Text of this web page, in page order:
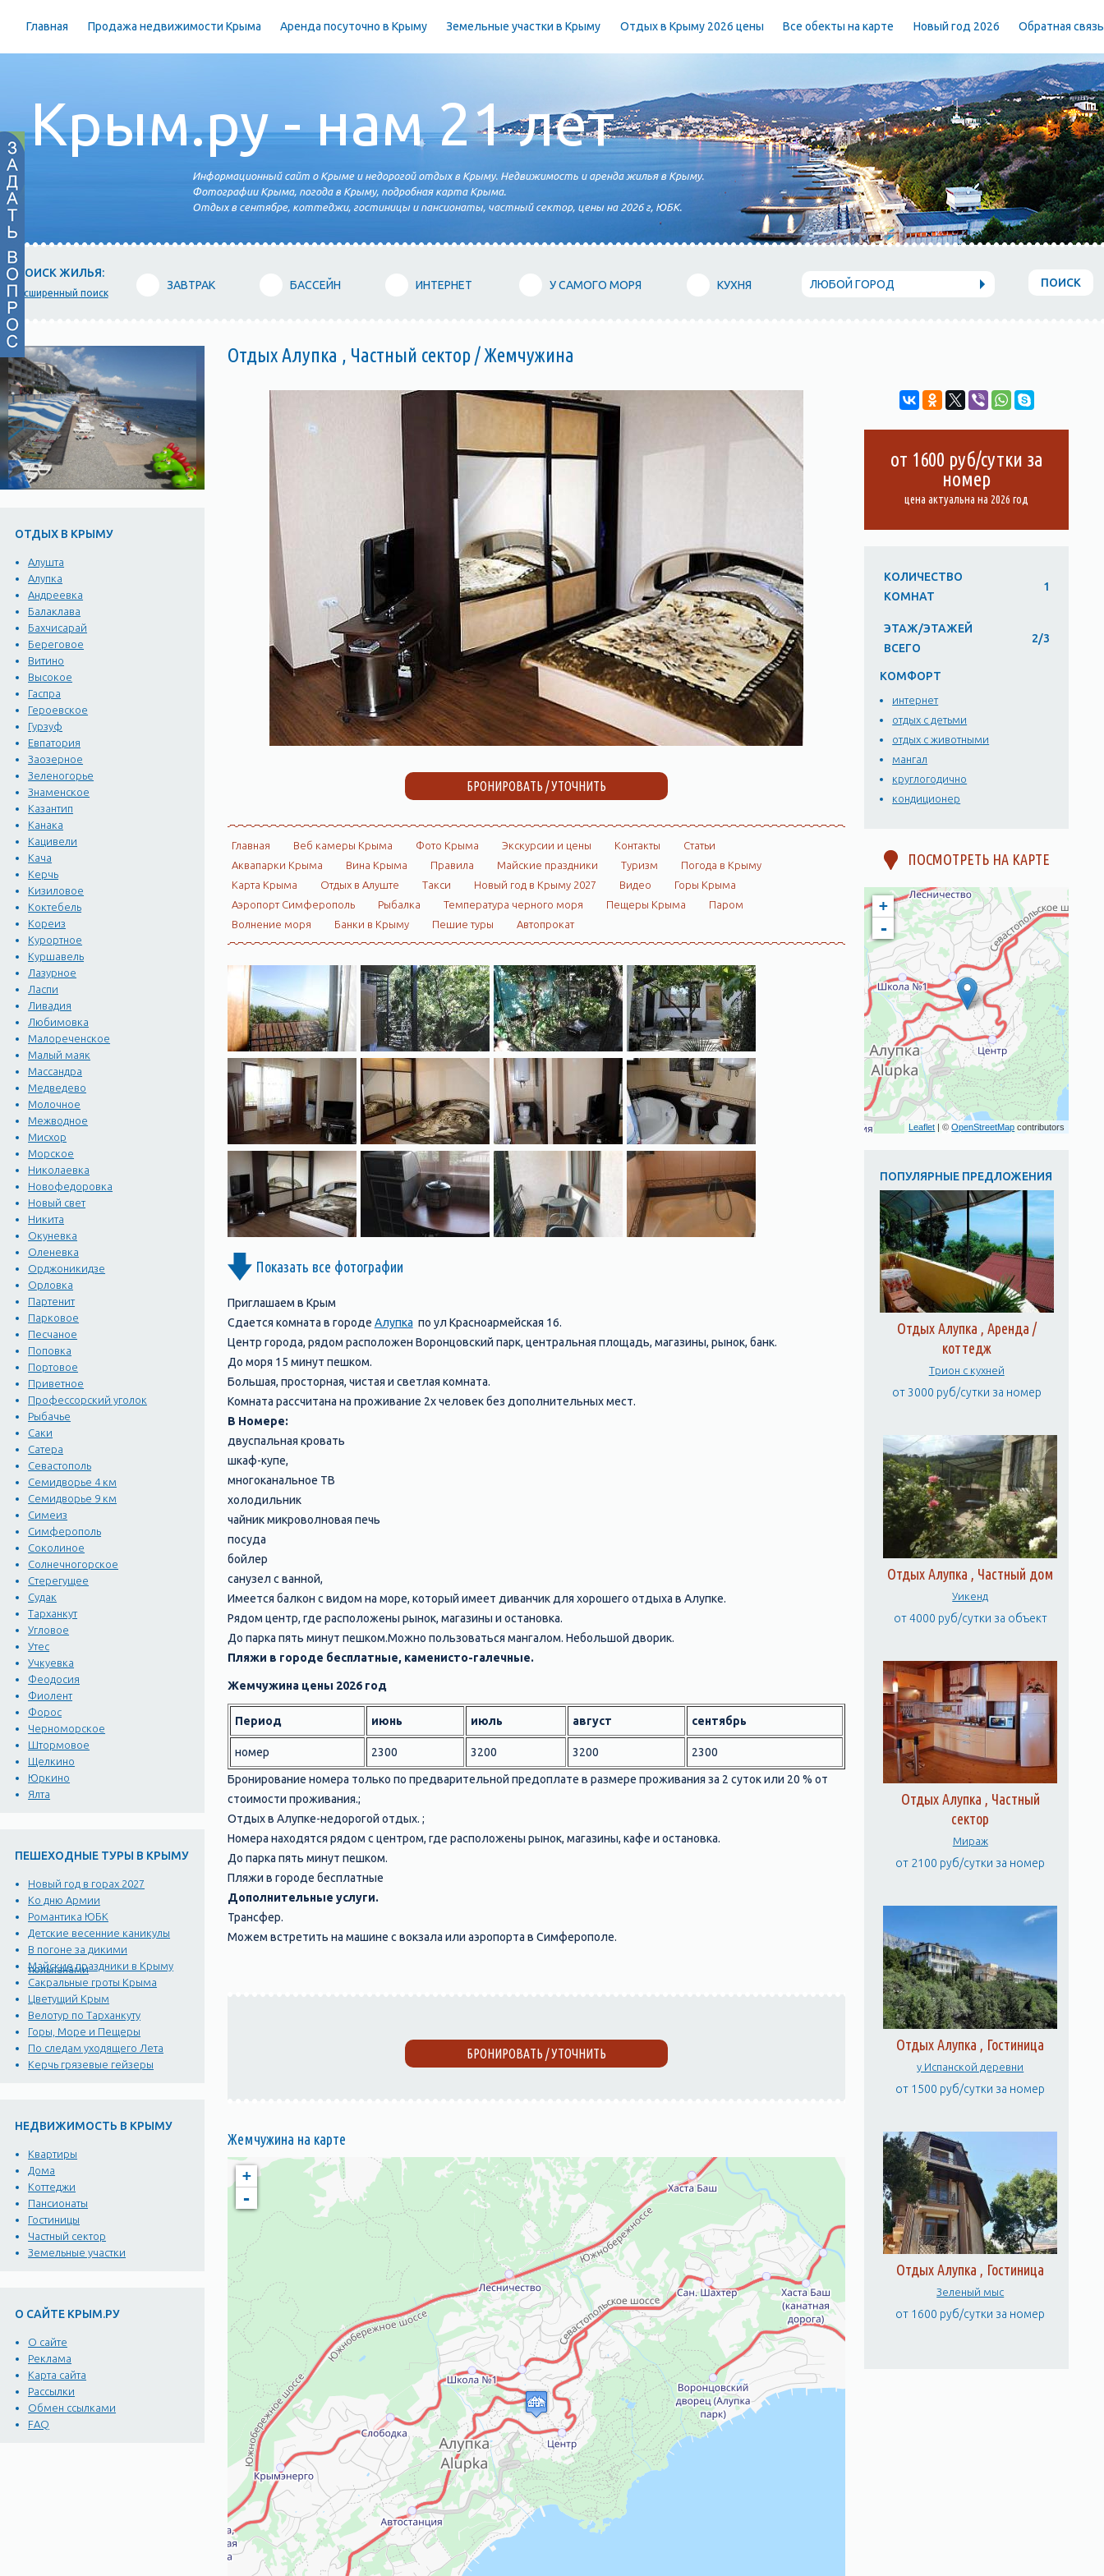
Главная Продажа недвижимости Крыма Аренда посуточно в Крыму Земельные участки в Крыму Отдых в Крыму 2026 цены Все обекты на карте Новый год 2026 Обратная связь
Крым.ру - нам 21 лет
Информационный сайт о Крыме и недорогой отдых в Крыму. Недвижимость и аренда жилья в Крыму.
Фотографии Крыма, погода в Крыму, подробная карта Крыма.
Отдых в сентябре, коттеджи, гостиницы и пансионаты, частный сектор, цены на 2026 г, ЮБК.
ПОИСК ЖИЛЬЯ:
расширенный поиск
ЗАВТРАК БАССЕЙН ИНТЕРНЕТ У САМОГО МОРЯ КУХНЯ ЛЮБОЙ ГОРОД ПОИСК
ОТДЫХ В КРЫМУ
Алушта
Алупка
Андреевка
Балаклава
Бахчисарай
Береговое
Витино
Высокое
Гаспра
Героевское
Гурзуф
Евпатория
Заозерное
Зеленогорье
Знаменское
Казантип
Канака
Кацивели
Кача
Керчь
Кизиловое
Коктебель
Кореиз
Курортное
Куршавель
Лазурное
Ласпи
Ливадия
Любимовка
Малореченское
Малый маяк
Массандра
Медведево
Молочное
Межводное
Мисхор
Морское
Николаевка
Новофедоровка
Новый свет
Никита
Окуневка
Оленевка
Орджоникидзе
Орловка
Партенит
Парковое
Песчаное
Поповка
Портовое
Приветное
Профессорский уголок
Рыбачье
Саки
Сатера
Севастополь
Семидворье 4 км
Семидворье 9 км
Симеиз
Симферополь
Соколиное
Солнечногорское
Стерегущее
Судак
Тарханкут
Угловое
Утес
Учкуевка
Феодосия
Фиолент
Форос
Черноморское
Штормовое
Щелкино
Юркино
Ялта
ПЕШЕХОДНЫЕ ТУРЫ В КРЫМУ
Новый год в горах 2027
Ко дню Армии
Романтика ЮБК
Детские весенние каникулы
В погоне за дикими
тюльпанами
Майские праздники в Крыму
Сакральные гроты Крыма
Цветущий Крым
Велотур по Тарханкуту
Горы, Море и Пещеры
По следам уходящего Лета
Керчь грязевые гейзеры
НЕДВИЖИМОСТЬ В КРЫМУ
Квартиры
Дома
Коттеджи
Пансионаты
Гостиницы
Частный сектор
Земельные участки
О САЙТЕ КРЫМ.РУ
О сайте
Реклама
Карта сайта
Рассылки
Обмен ссылками
FAQ
Отдых Алупка , Частный сектор / Жемчужина
БРОНИРОВАТЬ / УТОЧНИТЬ
Главная Веб камеры Крыма Фото Крыма Экскурсии и цены Контакты
Статьи
Аквапарки Крыма
Вина Крыма Правила Майские праздники Туризм
Погода в Крыму
Карта Крыма
Отдых в Алуште Такси Новый год в Крыму 2027 Видео
Горы Крыма
Аэропорт Симферополь
Рыбалка Температура черного моря Пещеры Крыма
Паром
Волнение моря
Банки в Крыму Пешие туры Автопрокат
Показать все фотографии
Приглашаем в Крым
Сдается комната в городе Алупка по ул Красноармейская 16.
Центр города, рядом расположен Воронцовский парк, центральная площадь, магазины, рынок, банк.
До моря 15 минут пешком.
Большая, просторная, чистая и светлая комната.
Комната рассчитана на проживание 2х человек без дополнительных мест.
В Номере:
двуспальная кровать
шкаф-купе,
многоканальное ТВ
холодильник
чайник микроволновая печь
посуда
бойлер
санузел с ванной,
Имеется балкон с видом на море, который имеет диванчик для хорошего отдыха в Алупке.
Рядом центр, где расположены рынок, магазины и остановка.
До парка пять минут пешком.Можно пользоваться мангалом. Небольшой дворик.
Пляжи в городе бесплатные, каменисто-галечные.
Жемчужина цены 2026 год
Период июнь июль август сентябрь
номер 2300 3200 3200 2300
Бронирование номера только по предварительной предоплате в размере проживания за 2 суток или 20 % от
стоимости проживания.;
Отдых в Алупке-недорогой отдых. ;
Номера находятся рядом с центром, где расположены рынок, магазины, кафе и остановка.
До парка пять минут пешком.
Пляжи в городе бесплатные
Дополнительные услуги.
Трансфер.
Можем встретить на машине с вокзала или аэропорта в Симферополе.
БРОНИРОВАТЬ / УТОЧНИТЬ
Жемчужина на карте
+
-
от 1600 руб/сутки за
номер
цена актуальна на 2026 год
КОЛИЧЕСТВО
КОМНАТ
1
ЭТАЖ/ЭТАЖЕЙ
ВСЕГО
2/3
КОМФОРТ
интернет
отдых с детьми
отдых с животными
мангал
круглогодично
кондиционер
ПОСМОТРЕТЬ НА КАРТЕ
+
-
Leaflet | ©OpenStreetMap contributors
ПОПУЛЯРНЫЕ ПРЕДЛОЖЕНИЯ
Отдых Алупка , Аренда /
коттедж
Трион c кухней
от 3000 руб/сутки за номер
Отдых Алупка , Частный дом
Уикенд
от 4000 руб/сутки за объект
Отдых Алупка , Частный
сектор
Мираж
от 2100 руб/сутки за номер
Отдых Алупка , Гостиница
у Испанской деревни
от 1500 руб/сутки за номер
Отдых Алупка , Гостиница
Зеленый мыс
от 1600 руб/сутки за номер